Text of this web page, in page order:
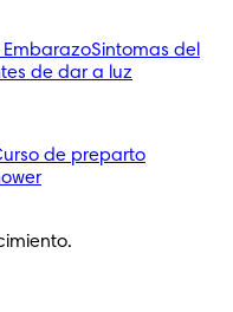
EmbarazoSintomas del
de dar a luz
de preparto